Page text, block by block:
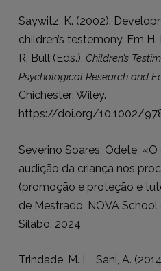
Saywitz, K. (2002).
children’s testemony. Em
R. Bull (Eds.), Children’s
Psychological Research and
Chichester: Wiley.
https://doi.org/10.1002/
Severino Soares, Odete,
audição da criança nos
(promoção e proteção e
de Mestrado, NOVA
Silabo. 2024
Trindade, M. L., Sani, A.